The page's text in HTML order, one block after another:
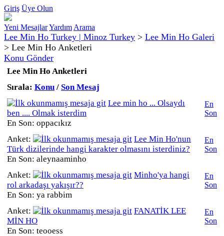
Giriş Üye Olun
Yeni MesajlarYardım Arama
Lee Min Ho Turkey | Minoz Turkey > Lee Min Ho Galeri
> Lee Min Ho Anketleri
Konu Gönder
Lee Min Ho Anketleri
Sırala: Konu / Son Mesaj
Lee min ho ... Olsaydı
ben .... Olmak isterdim
En Son: oppacıkız
En
Son
Anket:
Lee Min Ho'nun
Türk dizilerinde hangi karakter olmasını isterdiniz?
En Son: aleynaaminho
En
Son
Anket:
Minho'ya hangi
rol arkadaşı yakışır??
En Son: ya rabbim
En
Son
Anket:
FANATİK LEE
MİN HO
En Son: teooess
En
Son